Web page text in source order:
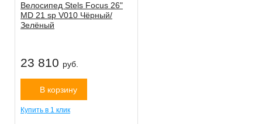
Велосипед Stels Focus 26"
MD 21 sp V010 Чёрный/
Зелёный
23 810 руб.
В корзину
Купить в 1 клик